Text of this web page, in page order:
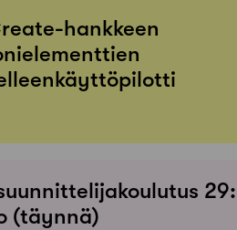
hankkeen
(täynnä)